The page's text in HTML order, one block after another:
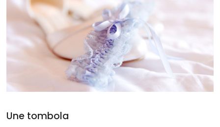
Une tombola